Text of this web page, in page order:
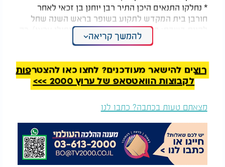
* נחלקו התנאים היכן התיר רבן יוחנן בן זכאי לאחר
חורבן בית המקדש לתקוע בשופר בראש השנה שחל
להיות בשבת: בכל מקום שיש בית-דין (אפילו עראי), רק
במקום שיש בית-דין קבוע, ביבנה בלבד.
המלצות נוספות
דף יומי:הדף היומי
לצפייה -ראש השנהד’
- ז’ חשוון: הרב אקרב
דף יומי: הדף היומי
לצפייה - ראש השנה
כ"ז - א' כסלו
להמשך קריאה
רוצים להישאר מעודכנים? לחצו כאן להצטרפות
לקבוצות הוואטסאפ של ערוץ 2000 >>>
מצאתם טעות בכתבה? כתבו לנו